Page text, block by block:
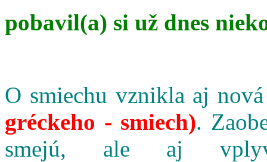
pobavil(a) si už dnes
O smiechu vznikla aj
gréckeho - smiech).
smejú, ale aj